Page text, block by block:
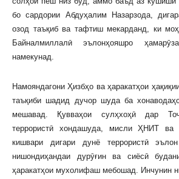
бо сардории Абдуҳалим Назарзода,
озод таъқиб ва тафтиш мекарданд, ки
Байналмиллалӣ эълонҳояшро
намекунад.
Намояндагони Ҳизбҳо ва ҳаракатҳои
таъқиби шадид дучор шуда ба
мешавад. Қувваҳои сулҳхоҳӣ дар
террористӣ хондашуда, мисли ҲНИТ ва
кишвари дигари дунё террористӣ
нишондиҳандаи дурӯғин ва сиёсӣ
ҳаракатҳои мухолифаш мебошад. Инчунин